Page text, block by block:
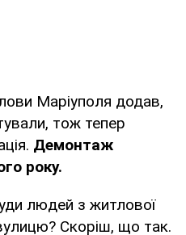
Маріуполя додав,
тож тепер
Демонтаж
року.
людей з житлової
Скоріш, що так.